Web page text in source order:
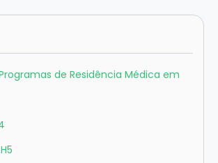
de Residência Médica em